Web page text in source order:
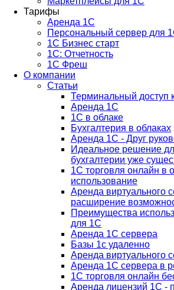
Тарифы
Аренда 1С
Персональный сервер для
1С Бизнес старт
1С: Отчетность
1C Фреш
О компании
Статьи
Терминальный доступ
Аренда 1С
1С в облаке
Бухгалтерия в облаках
Аренда 1С - Друг
Идеальное решение
бухгалтерии уже
1С торговля онлайн в
использование
Аренда виртуального
расширение
Преимущества
для 1С
Аренда 1С сервера
Базы 1с удаленно
Аренда виртуального
Аренда 1С сервера в
1С торговля онлайн
Аренда лицензий 1С -